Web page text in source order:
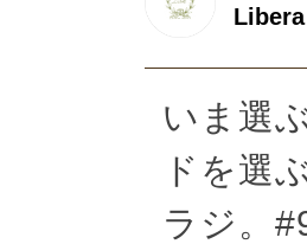
いま選
ドを選
ラジ。